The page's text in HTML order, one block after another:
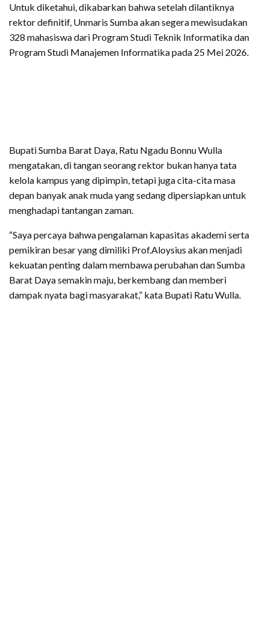
Untuk diketahui, dikabarkan bahwa setelah dilantiknya
rektor definitif, Unmaris Sumba akan segera mewisudakan
328 mahasiswa dari Program Studi Teknik Informatika dan
Program Studi Manajemen Informatika pada 25 Mei 2026.
Bupati Sumba Barat Daya, Ratu Ngadu Bonnu Wulla
mengatakan, di tangan seorang rektor bukan hanya tata
kelola kampus yang dipimpin, tetapi juga cita-cita masa
depan banyak anak muda yang sedang dipersiapkan untuk
menghadapi tantangan zaman.
“Saya percaya bahwa pengalaman kapasitas akademi serta
pemikiran besar yang dimiliki Prof.Aloysius akan menjadi
kekuatan penting dalam membawa perubahan dan Sumba
Barat Daya semakin maju, berkembang dan memberi
dampak nyata bagi masyarakat,” kata Bupati Ratu Wulla.